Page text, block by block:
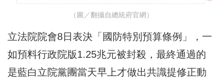
（圖／翻攝自總統府官網）
立法院院會8日表決「國防特別預算條例」，一
如預料行政院版1.25兆元被封殺，最終通過的
是藍白立院黨團當天早上才做出共識提修正動